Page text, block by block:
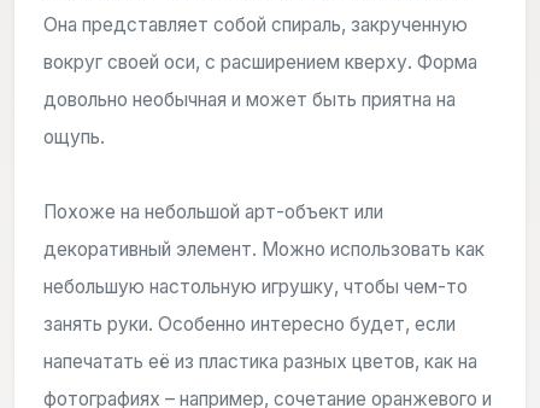
Она представляет собой спираль, закрученную
вокруг своей оси, с расширением кверху. Форма
довольно необычная и может быть приятна на
ощупь.
Похоже на небольшой арт-объект или
декоративный элемент. Можно использовать как
небольшую настольную игрушку, чтобы чем-то
занять руки. Особенно интересно будет, если
напечатать её из пластика разных цветов, как на
фотографиях – например, сочетание оранжевого и